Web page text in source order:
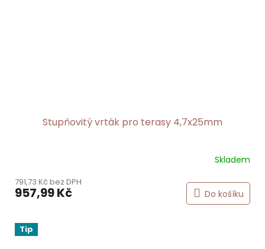
Stupňovitý vrták pro terasy 4,7x25mm
Skladem
791,73 Kč bez DPH
957,99 Kč Do košíku
Tip